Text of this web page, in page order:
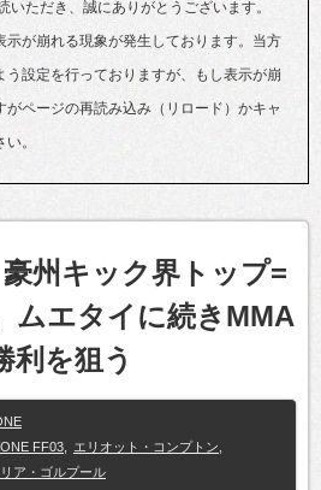
いただき、誠にありがとうございます。
示が崩れる現象が発生しております。当方
設定を行っておりますが、もし表示が崩
ページの再読み込み（リロード）かキャ
。
豪州キック界トップ=
ムエタイに続きMMA
利を狙う
ONE FF03 エリオット・コンプトン
ア・ゴルプール